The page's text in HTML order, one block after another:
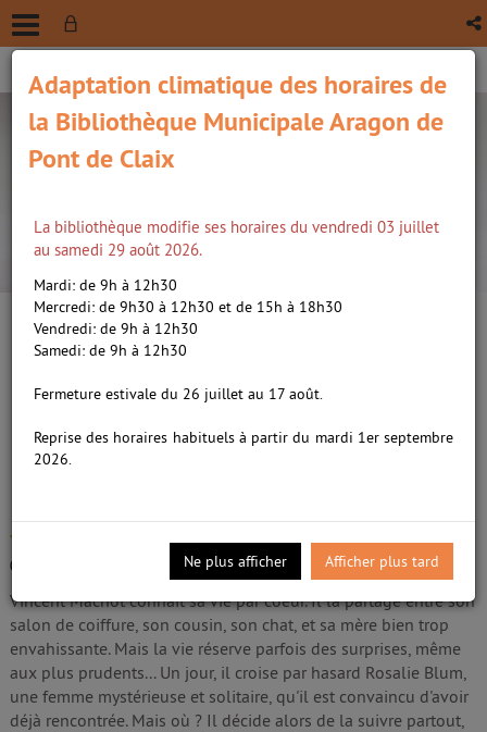
recherche avancée
/5
0
Rosalie Blum /Rappeneau,
Julien (1971-....). Metteur en
scène ou réalisateur
Rappeneau, Julien (1971-....). Metteur en scène
ou réalisateur
Edité par M6 Vidéo- 2016
Vincent Machot connaît sa vie par coeur. Il la partage entre son
salon de coiffure, son cousin, son chat, et sa mère bien trop
envahissante. Mais la vie réserve parfois des surprises, même
aux plus prudents... Un jour, il croise par hasard Rosalie Blum,
une femme mystérieuse et solitaire, qu'il est convaincu d'avoir
déjà rencontrée. Mais où ? Il décide alors de la suivre partout,
Adaptation climatique des horaires de
la Bibliothèque Municipale Aragon de
Pont de Claix
La bibliothèque modifie ses horaires du vendredi 03 juillet
au samedi 29 août 2026.
Mardi: de 9h à 12h30
Mercredi: de 9h30 à 12h30 et de 15h à 18h30
Vendredi: de 9h à 12h30
Samedi: de 9h à 12h30
Fermeture estivale du 26 juillet au 17 août.
Reprise des horaires habituels à partir du mardi 1er septembre
2026.
Ne plus afficher Afficher plus tard